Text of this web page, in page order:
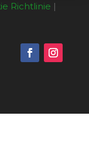
Richtlinie |